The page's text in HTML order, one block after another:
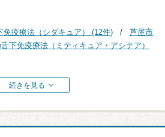
疫療法（シダキュア） (12件)
芦屋市
下免疫療法（ミティキュア・アシテア）
続きを見る